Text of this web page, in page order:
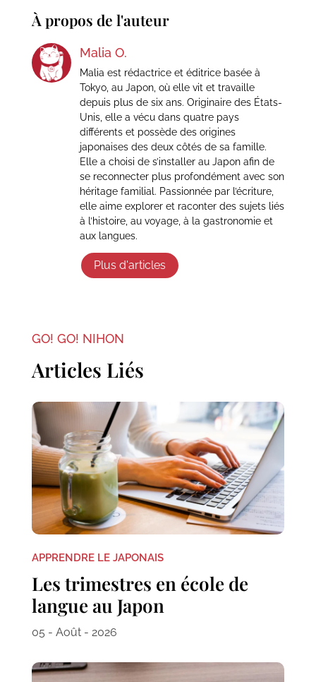
À propos de l'auteur
Malia O.
Malia est rédactrice et éditrice basée à
Tokyo, au Japon, où elle vit et travaille
depuis plus de six ans. Originaire des États-
Unis, elle a vécu dans quatre pays
différents et possède des origines
japonaises des deux côtés de sa famille.
Elle a choisi de s’installer au Japon afin de
se reconnecter plus profondément avec son
héritage familial. Passionnée par l’écriture,
elle aime explorer et raconter des sujets liés
à l’histoire, au voyage, à la gastronomie et
aux langues.
Plus d'articles
GO! GO! NIHON
Articles Liés
APPRENDRE LE JAPONAIS
Les trimestres en école de
langue au Japon
05 - Août - 2026